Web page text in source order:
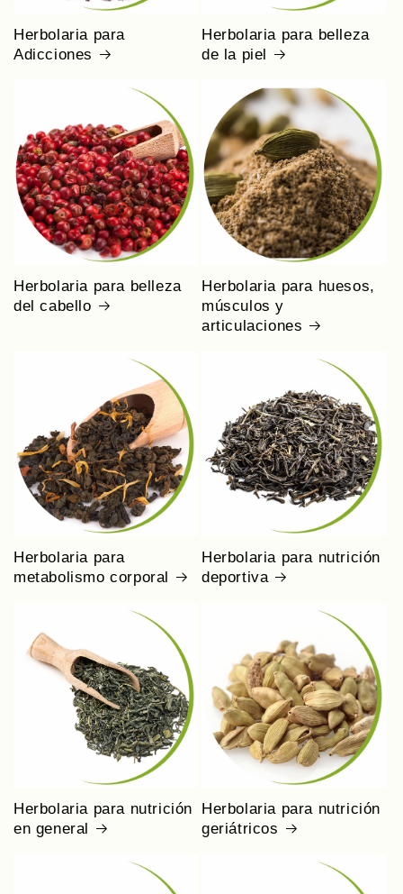
Herbolaria para
Adicciones
Herbolaria para belleza
de la piel
Herbolaria para belleza
del cabello
Herbolaria para huesos,
músculos y
articulaciones
Herbolaria para
metabolismo corporal
Herbolaria para nutrición
deportiva
Herbolaria para nutrición
en general
Herbolaria para nutrición
geriátricos